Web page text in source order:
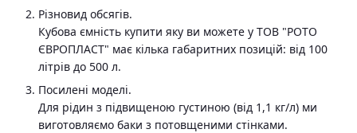
Різновид обсягів.
Кубова ємність купити яку ви можете у ТОВ "РОТО
ЄВРОПЛАСТ" має кілька габаритних позицій: від 100
літрів до 500 л.
Посилені моделі.
Для рідин з підвищеною густиною (від 1,1 кг/л) ми
виготовляємо баки з потовщеними стінками.